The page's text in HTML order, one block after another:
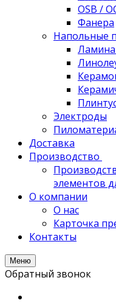
OSB /
Фанера
Напольные
Электроды
Доставка
Производство
элементов
О компании
О нас
Карточка
Контакты
Меню
Обратный звонок